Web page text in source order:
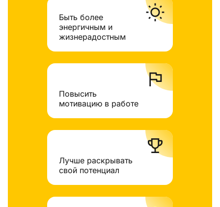
wb_sunny
Быть более
энергичным и
жизнерадостным
flag
Повысить
мотивацию в работе
trophy
Лучше раскрывать
свой потенциал